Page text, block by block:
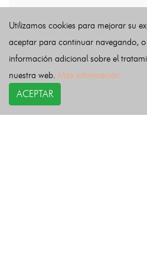
Utilizamos cookies para mejorar su
aceptar para continuar navegando,
información adicional sobre el
nuestra web. Más información
ACEPTAR